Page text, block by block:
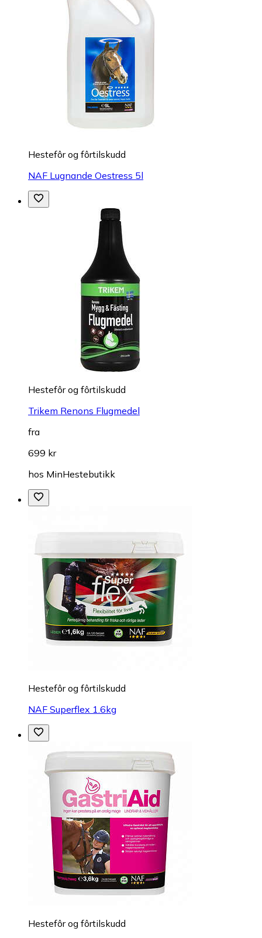
Hestefôr og fôrtilskudd
NAF Lugnande Oestress 5l
Hestefôr og fôrtilskudd
Trikem Renons Flugmedel
fra
699 kr
hos MinHestebutikk
Hestefôr og fôrtilskudd
NAF Superflex 1.6kg
Hestefôr og fôrtilskudd